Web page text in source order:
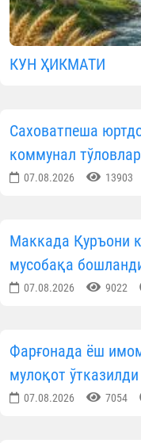
КУН ҲИКМАТИ
Саховатпеша
коммунал
07.08.2026 13903
Маккада Қуръони
мусобақа
07.08.2026 9022
Фарғонада ёш
мулоқот ўтказилди
07.08.2026 7054